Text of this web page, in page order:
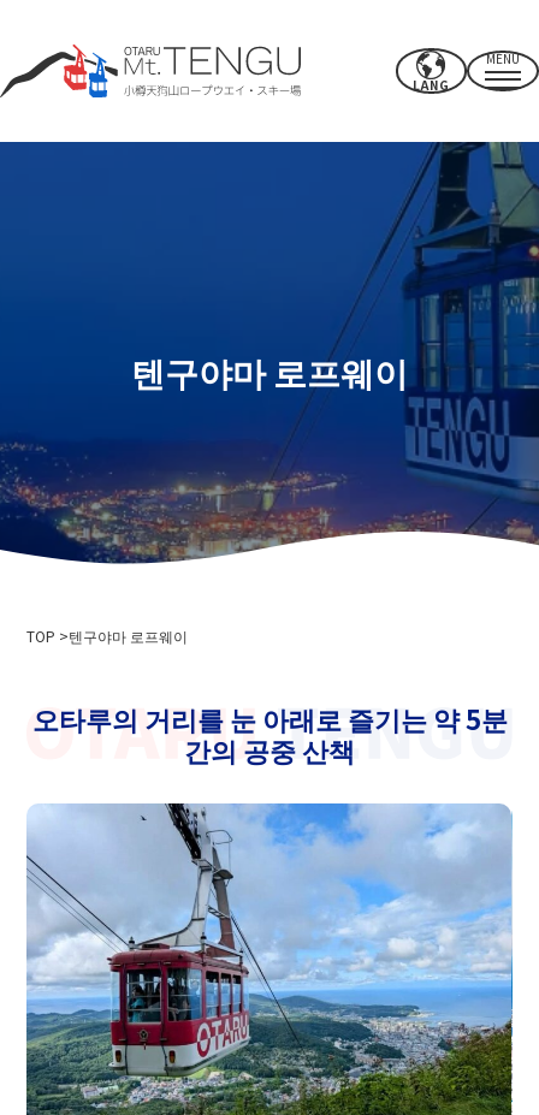
LANG
MENU
CAFE & SHOP
파워 스폿·시설
근처의 추천 명소
보내는 법
이벤트 정보
액세스
회사개요
스키장 이용 약관
니세코 안누푸리 국제 스키장
니세코 온천 고 이코이노 유주쿠 이로하
오타루시청
오타루 관광 협회
홋카이도 색도 협회
텐구야마스노스쿨
오타루 스키 연맹
오타루 텐구야마 스키 학교
더 글라스 스튜디오 인 오탈
텐구야마 로프웨이
TOP 텐구야마 로프웨이
오타루의 거리를 눈 아래로 즐기는 약 5분
간의 공중 산책